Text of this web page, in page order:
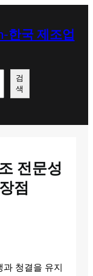
한국 제조업
검
색
전문성
점
청결을 유지